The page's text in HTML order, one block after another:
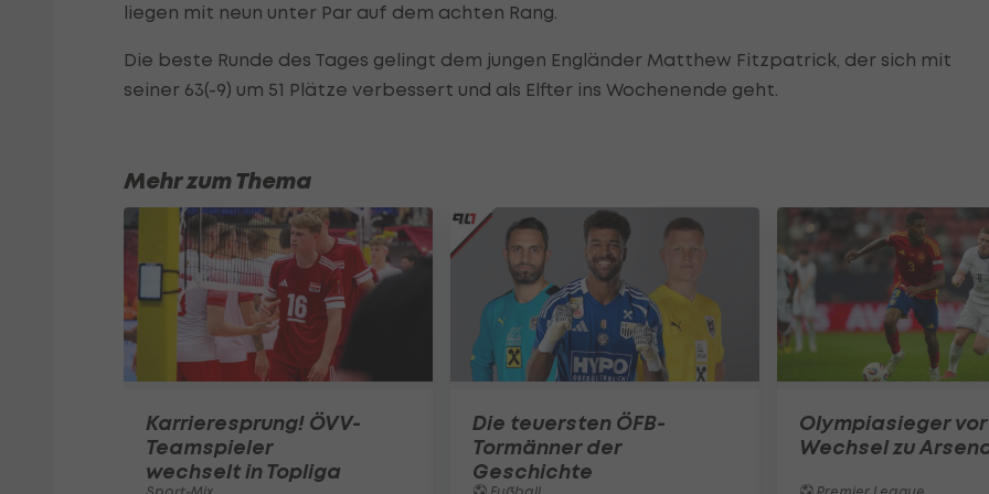
liegen mit neun unter Par auf dem achten Rang.
Die beste Runde des Tages gelingt dem jungen Engländer Matthew Fitzpatrick, der sich mit
seiner 63(-9) um 51 Plätze verbessert und als Elfter ins Wochenende geht.
Mehr zum Thema
Karrieresprung! ÖVV-
Teamspieler
wechselt in Topliga
Die teuersten ÖFB-
Tormänner der
Geschichte
Olympiasieger vor
Wechsel zu